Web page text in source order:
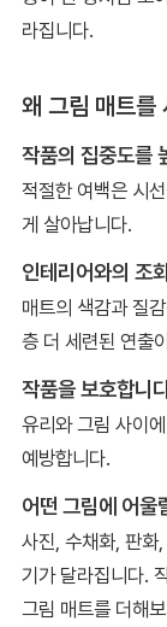
라집니다.
왜 그림 매트를
작품의 집중도를
적절한 여백은 시
게 살아납니다.
인테리어와의 조
매트의 색감과 질
층 더 세련된 연출
작품을 보호합니
유리와 그림 사이
예방합니다.
어떤 그림에 어울
사진, 수채화, 판화
기가 달라집니다.
그림 매트를 더해